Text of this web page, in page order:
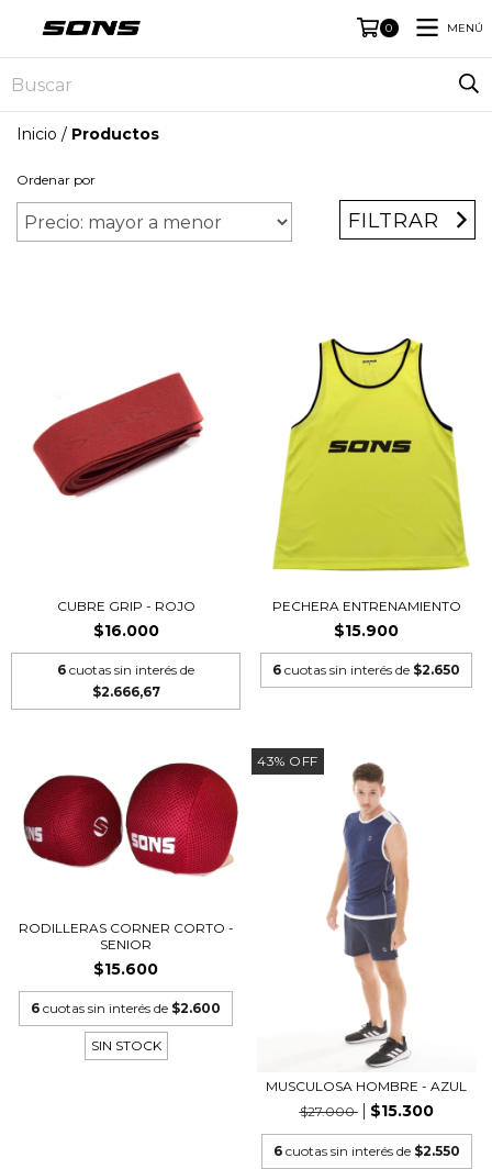
0 MENÚ
Inicio / Productos
Ordenar por
FILTRAR
CUBRE GRIP - ROJO
$16.000
6 cuotas sin interés de
$2.666,67
PECHERA ENTRENAMIENTO
$15.900
6 cuotas sin interés de $2.650
RODILLERAS CORNER CORTO -
SENIOR
$15.600
6 cuotas sin interés de $2.600
SIN STOCK
43% OFF
MUSCULOSA HOMBRE - AZUL
$27.000
$15.300
6 cuotas sin interés de $2.550